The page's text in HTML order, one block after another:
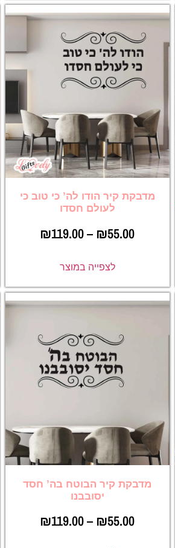
מדבקת קיר הודו לה’ כי טוב כי
לעולם חסדו
₪55.00
–
₪119.00
לצפייה במוצר
מדבקת קיר הבוטח בה’ חסד
יסובבנו
₪55.00
–
₪119.00